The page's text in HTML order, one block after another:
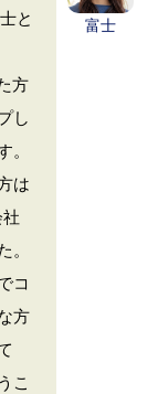
富士
と
方
し
。
は
。
コ
方
こ